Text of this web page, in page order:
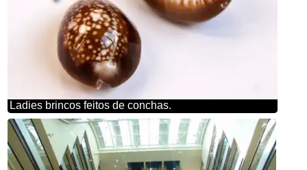
Ladies brincos feitos de conchas.